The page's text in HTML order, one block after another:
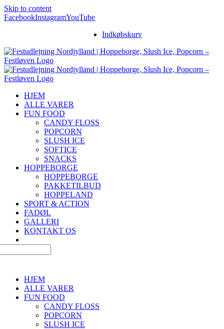
Skip to content
FacebookInstagramYouTube
Indkøbskurv
HJEM
ALLE VARER
FUN FOOD
CANDY FLOSS
POPCORN
SLUSH ICE
SOFTICE
SNACKS
HOPPEBORGE
HOPPEBORGE
PAKKETILBUD
HOPPELAND
SPORT & ACTION
FADØL
GALLERI
KONTAKT OS
HJEM
ALLE VARER
FUN FOOD
CANDY FLOSS
POPCORN
SLUSH ICE